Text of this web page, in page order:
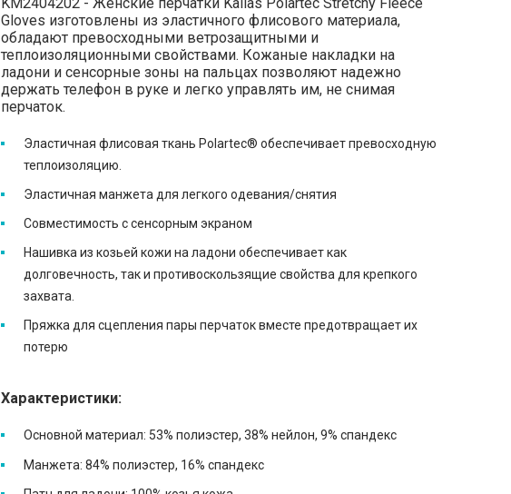
Gloves изготовлены из эластичного флисового материала,
обладают превосходными ветрозащитными и
теплоизоляционными свойствами. Кожаные накладки на
ладони и сенсорные зоны на пальцах позволяют надежно
держать телефон в руке и легко управлять им, не снимая
перчаток.
Эластичная флисовая ткань Polartec® обеспечивает превосходную
теплоизоляцию.
Эластичная манжета для легкого одевания/снятия
Совместимость с сенсорным экраном
Нашивка из козьей кожи на ладони обеспечивает как
долговечность, так и противоскользящие свойства для крепкого
захвата.
Пряжка для сцепления пары перчаток вместе предотвращает их
потерю
Характеристики:
Основной материал: 53% полиэстер, 38% нейлон, 9% спандекс
Манжета: 84% полиэстер, 16% спандекс